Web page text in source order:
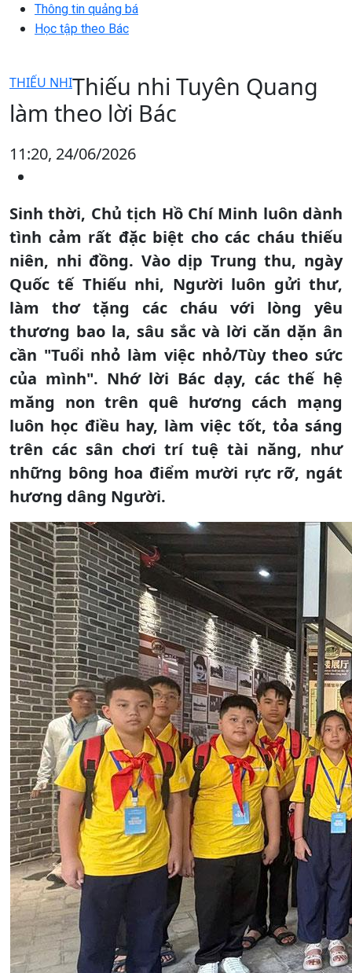
Thông tin quảng bá
Học tập theo Bác
THIẾU NHIThiếu nhi Tuyên Quang
làm theo lời Bác
11:20, 24/06/2026
Sinh thời, Chủ tịch Hồ Chí Minh luôn dành
tình cảm rất đặc biệt cho các cháu thiếu
niên, nhi đồng. Vào dịp Trung thu, ngày
Quốc tế Thiếu nhi, Người luôn gửi thư,
làm thơ tặng các cháu với lòng yêu
thương bao la, sâu sắc và lời căn dặn ân
cần "Tuổi nhỏ làm việc nhỏ/Tùy theo sức
của mình". Nhớ lời Bác dạy, các thế hệ
măng non trên quê hương cách mạng
luôn học điều hay, làm việc tốt, tỏa sáng
trên các sân chơi trí tuệ tài năng, như
những bông hoa điểm mười rực rỡ, ngát
hương dâng Người.